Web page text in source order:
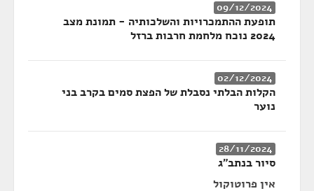
09/12/2024
תופעת ההתמכרויות והשלכותיה - תמונת מצב
2024 נוכח מלחמת חרבות ברזל
02/12/2024
הקלות הבלתי נסבלת של הפצת סמים בקרב בני
נוער
28/11/2024
סיור בנתב"ג
אין פרוטוקול